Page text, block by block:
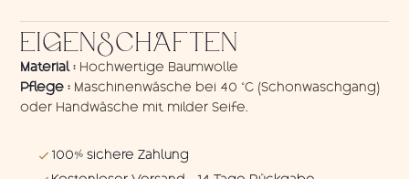
EIGENSCHAFTEN
Material : Hochwertige Baumwolle
Pflege : Maschinenwäsche bei 40 °C (Schonwaschgang)
oder Handwäsche mit milder Seife.
100% sichere Zahlung